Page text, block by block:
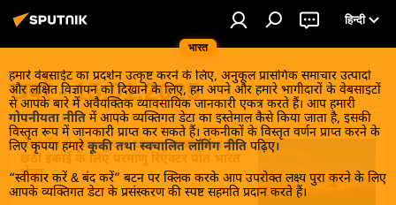
भारत
हिन्दी
हमारे वेबसाईट का प्रदर्शन उत्कृष्ट करने के लिए, अनुकूल प्रासंगिक समाचार उत्पादों
और लक्षित विज्ञापन को दिखाने के लिए, हम अपने और हमारे भागीदारों के वेबसाइटों
से आपके बारे में अवैयक्तिक व्यावसायिक जानकारी एकत्र करते हैं। आप हमारी
गोपनीयता नीति में आपके व्यक्तिगत डेटा का इस्तेमाल कैसे किया जाता है, इसकी
विस्तृत रूप में जानकारी प्राप्त कर सकते हैं। तकनीकों के विस्तृत वर्णन प्राप्त करने के
लिए कृपया हमारे कूकी तथा स्वचालित लॉगिंग नीति पढ़िए।
“स्वीकार करें & बंद करें” बटन पर क्लिक करके आप उपरोक्त लक्ष्य पुरा करने के लिए
आपके व्यक्तिगत डेटा के प्रसंस्करण की स्पष्ट सहमति प्रदान करते हैं।
खबरें - 15.01.2025
रोसाटॉम ने कुडनकुलम परमाणु ऊर्जा संयंत्र की
छठी इकाई के लिए परमाणु रिएक्टर पोत भारत
भेजा